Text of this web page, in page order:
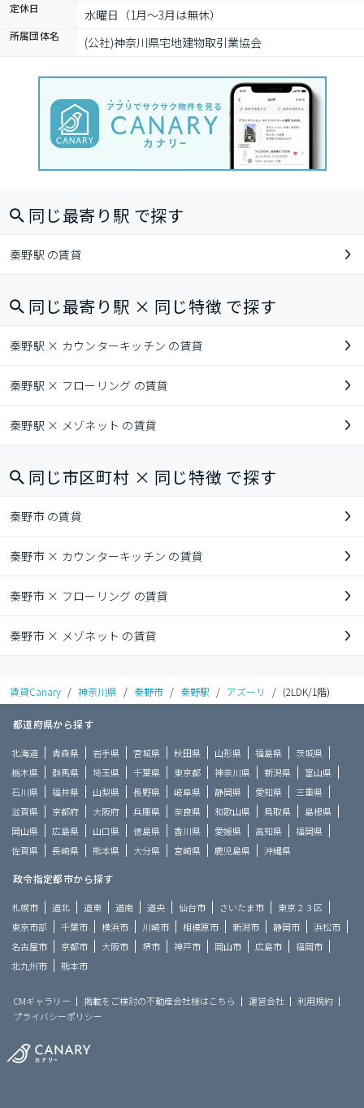
定休日 水曜日（1月～3月は無休）
所属団体名 (公社)神奈川県宅地建物取引業協会
同じ最寄り駅 で探す
秦野駅 の賃貸
同じ最寄り駅 × 同じ特徴 で探す
秦野駅 × カウンターキッチン の賃貸
秦野駅 × フローリング の賃貸
秦野駅 × メゾネット の賃貸
同じ市区町村 × 同じ特徴 で探す
秦野市 の賃貸
秦野市 × カウンターキッチン の賃貸
秦野市 × フローリング の賃貸
秦野市 × メゾネット の賃貸
賃貸Canary / 神奈川県 / 秦野市 / 秦野駅 / アズーリ / (2LDK/1階)
都道府県から探す
北海道 青森県 岩手県 宮城県 秋田県 山形県 福島県
茨城県
栃木県
群馬県 埼玉県 千葉県 東京都 神奈川県 新潟県
富山県
石川県
福井県 山梨県 長野県 岐阜県 静岡県 愛知県
三重県
滋賀県
京都府 大阪府 兵庫県 奈良県 和歌山県 鳥取県
島根県
岡山県
広島県 山口県 徳島県 香川県 愛媛県 高知県
福岡県
佐賀県
長崎県 熊本県 大分県 宮崎県 鹿児島県 沖縄県
政令指定都市から探す
札幌市 道北 道東 道南 道央 仙台市 さいたま市
東京２３区
東京市部
千葉市 横浜市 川崎市 相模原市 新潟市 静岡市
浜松市
名古屋市
京都市 大阪市 堺市 神戸市 岡山市 広島市
福岡市
北九州市
熊本市
CMギャラリー 掲載をご検討の不動産会社様はこちら 運営会社
利用規約
プライバシーポリシー